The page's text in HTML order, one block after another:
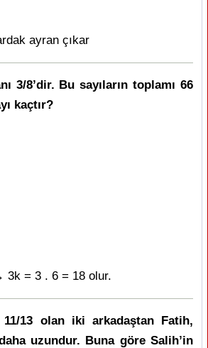
ayran çıkar
3/8’dir. Bu sayıların toplamı 66
kaçtır?
3k = 3 . 6 = 18 olur.
11/13 olan iki arkadaştan Fatih,
uzundur. Buna göre Salih’in